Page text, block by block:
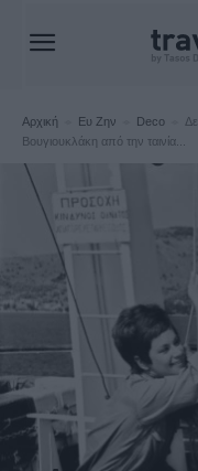
Αρχική Ευ Ζην Deco
Βουγιουκλάκη από την ταινία...